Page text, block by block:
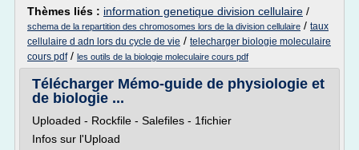
Thèmes liés : information genetique division cellulaire /
schema de la repartition des chromosomes lors de la division cellulaire / taux
cellulaire d adn lors du cycle de vie / telecharger biologie moleculaire
cours pdf/ les outils de la biologie moleculaire cours pdf
Télécharger Mémo-guide de physiologie et
de biologie ...
Uploaded - Rockfile - Salefiles - 1fichier
Infos sur l'Upload